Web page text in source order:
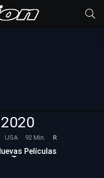
USA 92 Min. R
Películas
Terror